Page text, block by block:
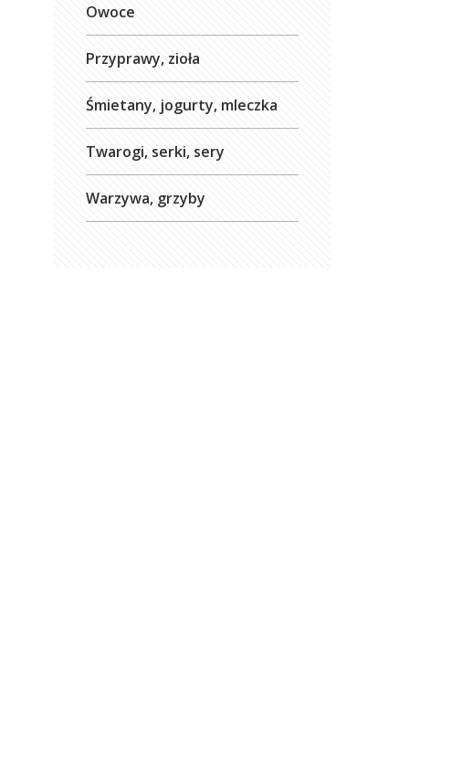
Owoce
Przyprawy, zioła
Śmietany, jogurty, mleczka
Twarogi, serki, sery
Warzywa, grzyby